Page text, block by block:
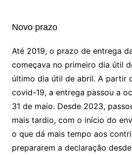
Novo prazo
Até 2019, o prazo de entrega
começava no primeiro dia útil
último dia útil de abril. A partir
covid-19, a entrega passou a
31 de maio. Desde 2023,
mais tardio, com o início do
o que dá mais tempo aos
prepararem a declaração